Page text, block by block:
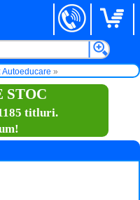
Autoeducare
STOC
titluri.